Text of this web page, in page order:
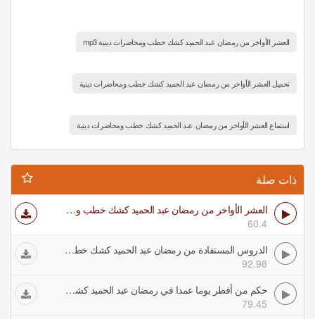
العشر الأواخر من رمضان عبد الحميد كشك خطب ومحاضرات دينية mp3
تحميل العشر الأواخر من رمضان عبد الحميد كشك خطب ومحاضرات دينية
استماع العشر الأواخر من رمضان عبد الحميد كشك خطب ومحاضرات دينية
ذات صلة
العشر الأواخر من رمضان عبد الحميد كشك خطب ومحاضرات دينية
60.4
الدروس المستفادة من رمضان عبد الحميد كشك خطب ومحاضرات دينية
92.98
حكم من أفطر يوما عمدا في رمضان عبد الحميد كشك خطب ومحاضرات دينية
79.45